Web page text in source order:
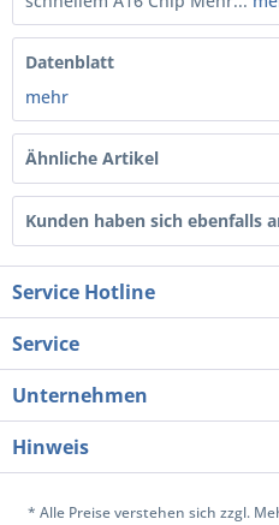
Datenblatt
mehr
Ähnliche Artikel
Kunden haben sich ebenfalls
Service Hotline
Service
Unternehmen
Hinweis
* Alle Preise verstehen sich zzgl.